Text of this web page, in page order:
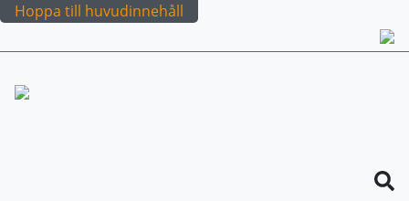
Hoppa till huvudinnehåll